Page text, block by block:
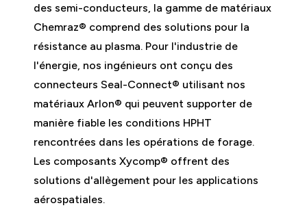
des semi-conducteurs, la gamme de matériaux
Chemraz® comprend des solutions pour la
résistance au plasma. Pour l'industrie de
l'énergie, nos ingénieurs ont conçu des
connecteurs Seal-Connect® utilisant nos
matériaux Arlon® qui peuvent supporter de
manière fiable les conditions HPHT
rencontrées dans les opérations de forage.
Les composants Xycomp® offrent des
solutions d'allègement pour les applications
aérospatiales.